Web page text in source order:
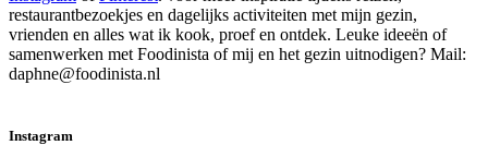
restaurantbezoekjes en dagelijks activiteiten met mijn gezin,
vrienden en alles wat ik kook, proef en ontdek. Leuke ideeën of
samenwerken met Foodinista of mij en het gezin uitnodigen? Mail:
daphne@foodinista.nl
Instagram